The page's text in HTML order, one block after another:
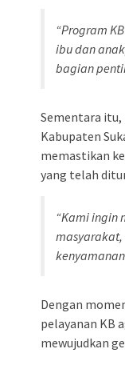
“Program
ibu dan
bagian
Sementara itu,
Kabupaten
memastikan
yang telah
“Kami ingin
masyarakat,
Dengan
pelayanan KB
mewujudkan